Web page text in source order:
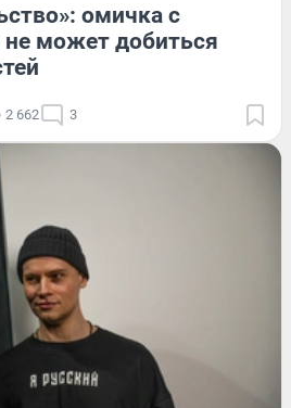
омичка с
может добиться
2 662 3